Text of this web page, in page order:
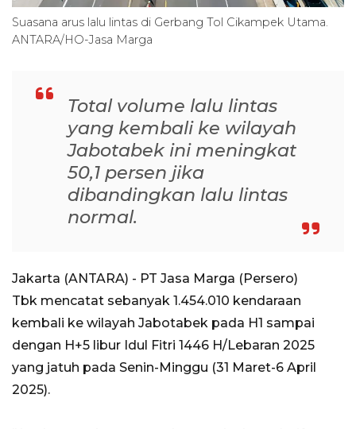
Suasana arus lalu lintas di Gerbang Tol Cikampek Utama.
ANTARA/HO-Jasa Marga
Total volume lalu lintas
yang kembali ke wilayah
Jabotabek ini meningkat
50,1 persen jika
dibandingkan lalu lintas
normal.
Jakarta (ANTARA) - PT Jasa Marga (Persero)
Tbk mencatat sebanyak 1.454.010 kendaraan
kembali ke wilayah Jabotabek pada H1 sampai
dengan H+5 libur Idul Fitri 1446 H/Lebaran 2025
yang jatuh pada Senin-Minggu (31 Maret-6 April
2025).